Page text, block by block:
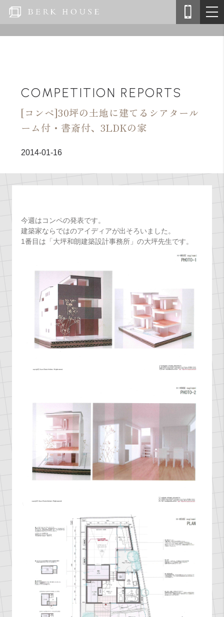
COMPETITION REPORTS
[コンペ]30坪の土地に建てるシアタール
ーム付・書斎付、3LDKの家
2014-01-16
今週はコンペの発表です。
建築家ならではのアイディアが出そろいました。
1番目は「大坪和朗建築設計事務所」の大坪先生です。